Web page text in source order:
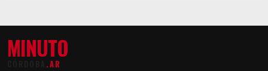
MINUTO
.AR